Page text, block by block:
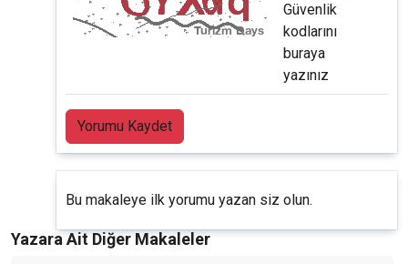
Güvenlik
kodlarını
buraya
yazınız
Yorumu Kaydet
Bu makaleye ilk yorumu yazan siz olun.
Yazara Ait Diğer Makaleler